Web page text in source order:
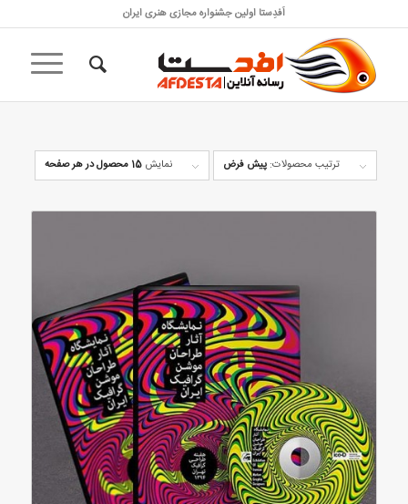
اَفدِستا اولین جشنواره مجازی هنری ایران
ترتیب محصولات: پیش فرض نمایش 15 محصول در هر صفحه